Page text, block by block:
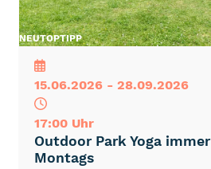
NEUTOPTIPP
15.06.2026 - 28.09.2026
17:00 Uhr
Outdoor Park Yoga immer
Montags